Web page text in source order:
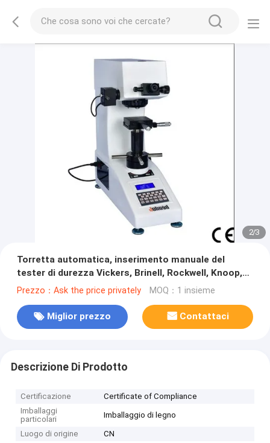
2/3
Torretta automatica, inserimento manuale del
tester di durezza Vickers, Brinell, Rockwell, Knoop,
conversione libera
Prezzo：Ask the price privately MOQ：1 insieme
Miglior prezzo Contattaci
Descrizione Di Prodotto
Certificazione
Certificate of Compliance
Imballaggi
particolari
Imballaggio di legno
Luogo di origine
CN